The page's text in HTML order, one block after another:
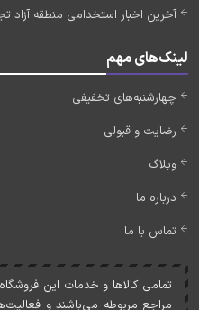
آخرین اخبار استخدامی منطقه آزاد
لینک‌های مهم
چهارشنبه‌های تخفیفی
رضایت و قبولی
وبلاگ
درباره ما
تماس با ما
تمامی کالاها و خدمات اين
مراجع مربوطه می‌باشند و